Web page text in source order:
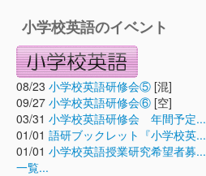
小学校英語のイベント
08/23 小学校英語研修会⑤ [混]
09/27 小学校英語研修会⑥ [空]
03/31 小学校英語研修会 年間予定...
01/01 語研ブックレット『小学校英...
01/01 小学校英語授業研究希望者募...
一覧...